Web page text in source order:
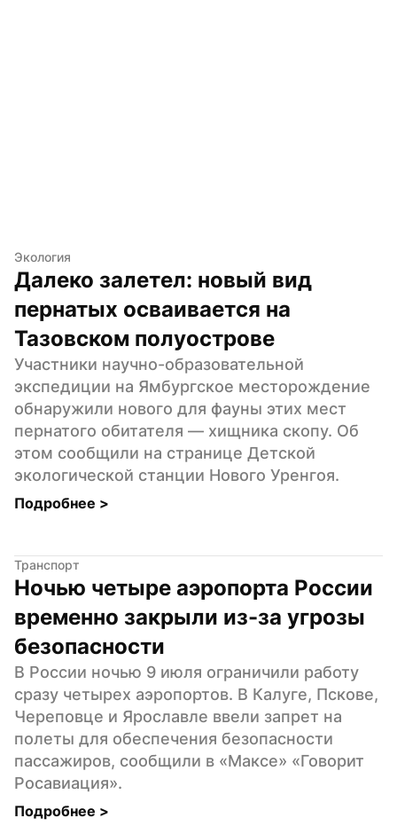
Экология
Далеко залетел: новый вид
пернатых осваивается на
Тазовском полуострове
Участники научно-образовательной
экспедиции на Ямбургское месторождение
обнаружили нового для фауны этих мест
пернатого обитателя — хищника скопу. Об
этом сообщили на странице Детской
экологической станции Нового Уренгоя.
Подробнее >
Транспорт
Ночью четыре аэропорта России
временно закрыли из-за угрозы
безопасности
В России ночью 9 июля ограничили работу
сразу четырех аэропортов. В Калуге, Пскове,
Череповце и Ярославле ввели запрет на
полеты для обеспечения безопасности
пассажиров, сообщили в «Максе» «Говорит
Росавиация».
Подробнее >